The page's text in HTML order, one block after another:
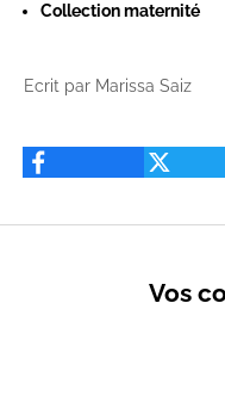
Collection maternité
Ecrit par Marissa Saiz
Vos